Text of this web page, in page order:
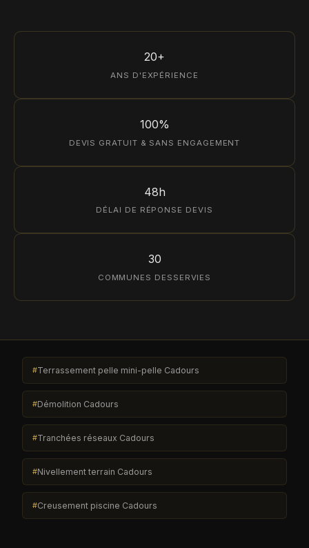
20+
ANS D'EXPÉRIENCE
100%
DEVIS GRATUIT & SANS ENGAGEMENT
48h
DÉLAI DE RÉPONSE DEVIS
30
COMMUNES DESSERVIES
Terrassement pelle mini-pelle Cadours
Démolition Cadours
Tranchées réseaux Cadours
Nivellement terrain Cadours
Creusement piscine Cadours